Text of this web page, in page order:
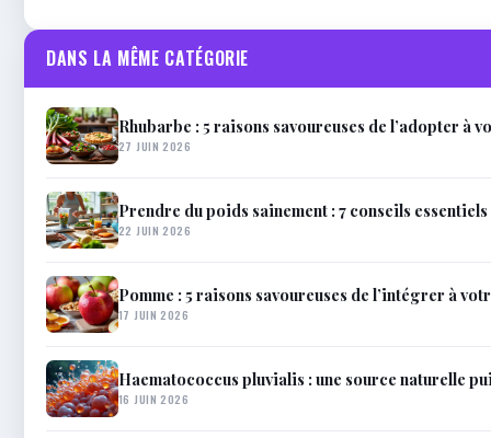
DANS LA MÊME CATÉGORIE
Rhubarbe : 5 raisons savoureuses de l’adopter à
27 JUIN 2026
Prendre du poids sainement : 7 conseils
22 JUIN 2026
Pomme : 5 raisons savoureuses de l’intégrer à
17 JUIN 2026
Haematococcus pluvialis : une source naturelle
16 JUIN 2026